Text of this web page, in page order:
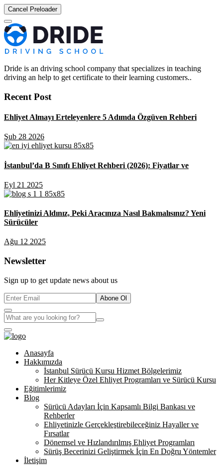
Cancel Preloader
Dride is an driving school company that specializes in teaching
driving an help to get certificate to their learning customers..
Recent Post
Ehliyet Almayı Erteleyenlere 5 Adımda Özgüven Rehberi
Şub 28 2026
İstanbul’da B Sınıfı Ehliyet Rehberi (2026): Fiyatlar ve
Eyl 21 2025
Ehliyetinizi Aldınız, Peki Aracınıza Nasıl Bakmalısınız? Yeni
Sürücüler
Ağu 12 2025
Newsletter
Sign up to get update news about us
Abone Ol
Anasayfa
Hakkımızda
İstanbul Sürücü Kursu Hizmet Bölgelerimiz
Her Kitleye Özel Ehliyet Programları ve Sürücü Kursu
Eğitimlerimiz
Blog
Sürücü Adayları İçin Kapsamlı Bilgi Bankası ve
Rehberler
Ehliyetinizle Gerçekleştirebileceğiniz Hayaller ve
Fırsatlar
Dönemsel ve Hızlandırılmış Ehliyet Programları
Sürüş Becerinizi Geliştirmek İçin En Doğru Yöntemler
İletişim